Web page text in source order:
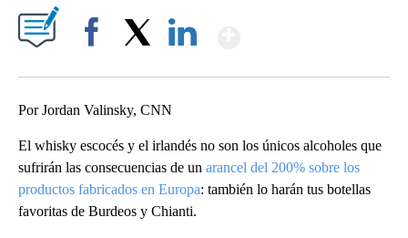
Por Jordan Valinsky, CNN
El whisky escocés y el irlandés no son los únicos alcoholes que
sufrirán las consecuencias de un arancel del 200% sobre los
productos fabricados en Europa: también lo harán tus botellas
favoritas de Burdeos y Chianti.